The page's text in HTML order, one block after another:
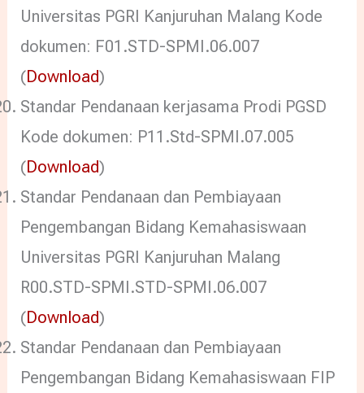
Universitas PGRI Kanjuruhan Malang Kode
dokumen: F01.STD-SPMI.06.007
(Download)
Standar Pendanaan kerjasama Prodi PGSD
Kode dokumen: P11.Std-SPMI.07.005
(Download)
Standar Pendanaan dan Pembiayaan
Pengembangan Bidang Kemahasiswaan
Universitas PGRI Kanjuruhan Malang
R00.STD-SPMI.STD-SPMI.06.007
(Download)
Standar Pendanaan dan Pembiayaan
Pengembangan Bidang Kemahasiswaan FIP